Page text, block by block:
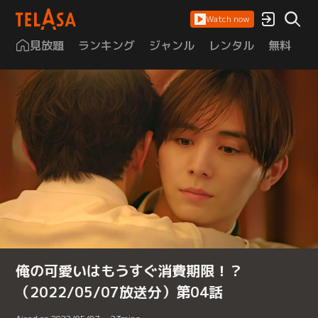
Watch now
見放題 ランキング ジャンル レンタル 無料
俺の可愛いはもうすぐ消費期限！？
（2022/05/07放送分）第04話